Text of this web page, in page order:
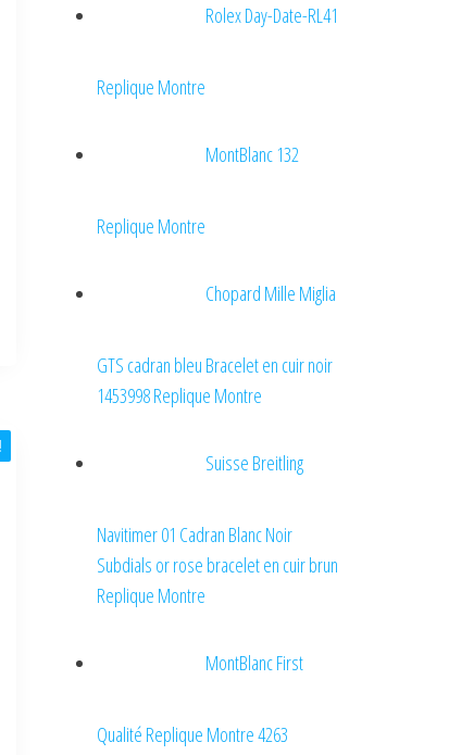
Rolex Day-Date-RL41
Replique Montre
MontBlanc 132
Replique Montre
Chopard Mille Miglia
GTS cadran bleu Bracelet en cuir noir
1453998 Replique Montre
Suisse Breitling
Navitimer 01 Cadran Blanc Noir
Subdials or rose bracelet en cuir brun
Replique Montre
MontBlanc First
Qualité Replique Montre 4263